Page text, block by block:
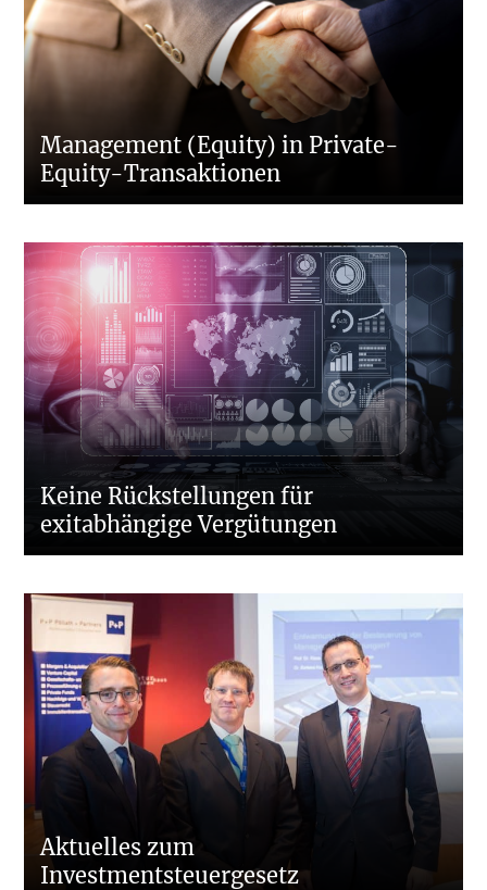
Management (Equity) in Private-
Equity-Transaktionen
Keine Rückstellungen für
exitabhängige Vergütungen
Aktuelles zum
Investmentsteuergesetz